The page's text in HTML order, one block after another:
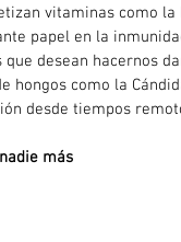
vitaminas como la
papel en la
que desean hacernos
hongos como la
desde tiempos
más